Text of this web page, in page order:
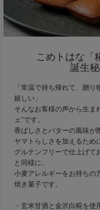
こめトはな「
誕生
「常温で持ち帰れて、贈
嬉しい」
そんなお客様の声から生ま
ェ”です。
香ばしさとバターの風味が
ヤマトらしさを加えるため
グルテンフリーで仕上げて
と同様に、
小麦アレルギーをお持ちの
焼き菓子です。
・玄米甘酒と金沢白糀を使